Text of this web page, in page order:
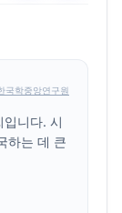
국학중앙연구원
니다. 시
하는 데 큰